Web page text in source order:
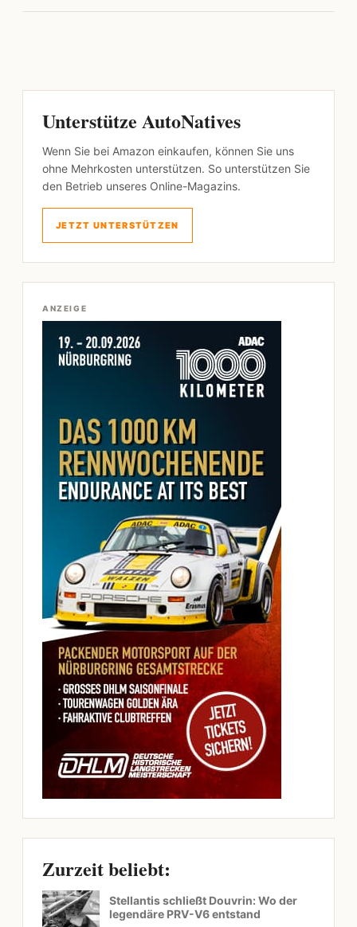
Unterstütze AutoNatives
Wenn Sie bei Amazon einkaufen, können Sie uns
ohne Mehrkosten unterstützen. So unterstützen Sie
den Betrieb unseres Online-Magazins.
JETZT UNTERSTÜTZEN
ANZEIGE
Zurzeit beliebt:
Stellantis schließt Douvrin: Wo der
legendäre PRV-V6 entstand